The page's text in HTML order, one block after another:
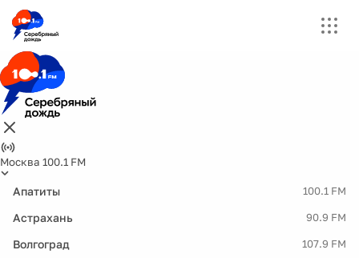
Москва 100.1 FM
Апатиты 100.1 FM
Астрахань 90.9 FM
Волгоград 107.9 FM